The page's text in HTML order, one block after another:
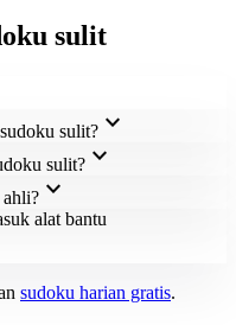
sulit
sulit?expand_more
sulit?expand_more
expand_more
alat bantu
sudoku harian gratis.